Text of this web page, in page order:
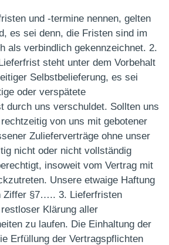
und -termine nennen, gelten
es sei denn, die Fristen sind im
als verbindlich gekennzeichnet. 2.
steht unter dem Vorbehalt
Selbstbelieferung, es sei
oder verspätete
durch uns verschuldet. Sollten uns
von uns mit gebotener
Zulieferverträge ohne unser
nicht oder nicht vollständig
insoweit vom Vertrag mit
Unsere etwaige Haftung
Ziffer §7….. 3. Lieferfristen
Klärung aller
zu laufen. Die Einhaltung der
Erfüllung der Vertragspflichten